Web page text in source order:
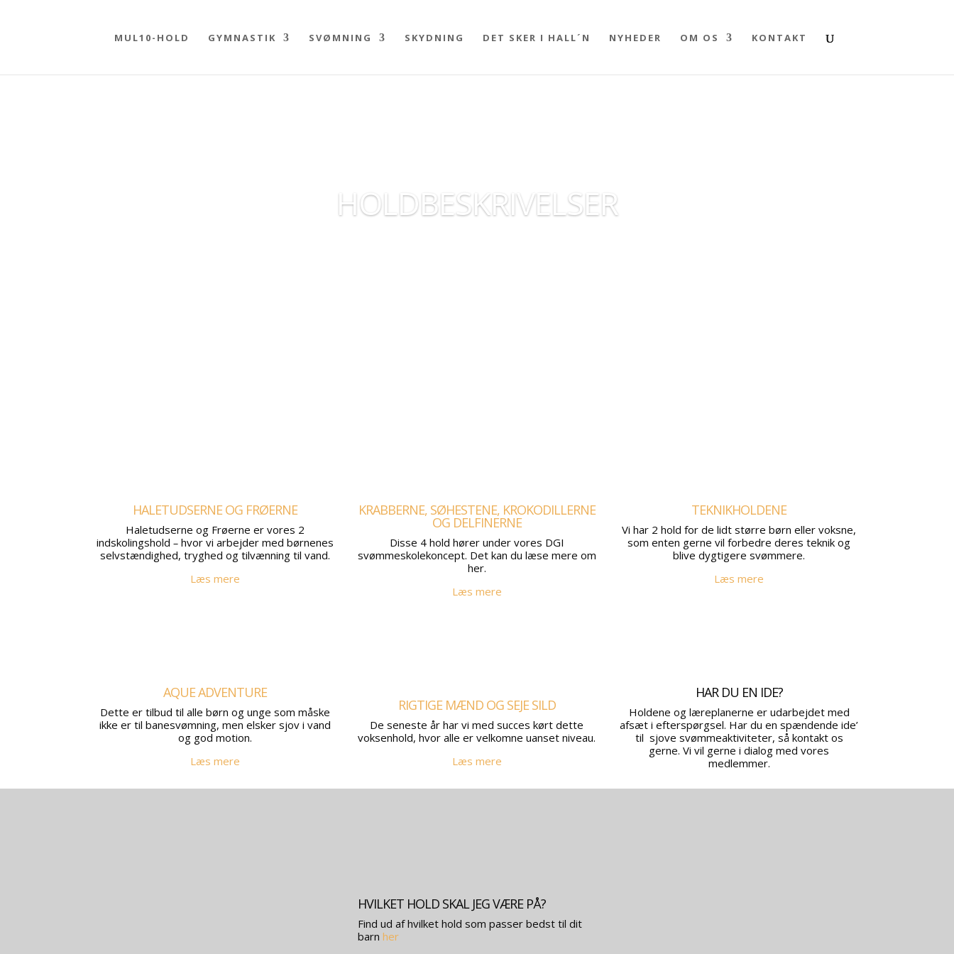
MUL10-HOLD GYMNASTIK SVØMNING SKYDNING DET SKER I HALL´N NYHEDER OM OS KONTAKT
HOLDBESKRIVELSER
HALETUDSERNE OG FRØERNE
Haletudserne og Frøerne er vores 2
indskolingshold –hvor vi arbejder med børnenes
selvstændighed, tryghed og tilvænning til vand.
Læs mere
AQUE ADVENTURE
Dette er tilbud til alle børn og unge som måske
ikke er til banesvømning, men elsker sjov i vand
og god motion.
Læs mere
KRABBERNE, SØHESTENE, KROKODILLERNE
OG DELFINERNE
Disse 4 hold hører under vores DGI
svømmeskolekoncept. Det kan du læse mere om
her.
Læs mere
RIGTIGE MÆND OG SEJE SILD
De seneste år har vi med succes kørt dette
voksenhold, hvor alle er velkomne uanset niveau.
Læs mere
TEKNIKHOLDENE
Vi har 2 hold for de lidt større børn eller voksne,
som enten gerne vil forbedre deres teknik og
blive dygtigere svømmere.
Læs mere
HAR DU EN IDE?
Holdene og læreplanerne er udarbejdet med
afsæt i efterspørgsel. Har du en spændende ide’
til sjove svømmeaktiviteter, så kontakt os
gerne. Vi vil gerne i dialog med vores
medlemmer.
HVILKET HOLD SKAL JEG VÆRE PÅ?
Find ud af hvilket hold som passer bedst til dit
barn her